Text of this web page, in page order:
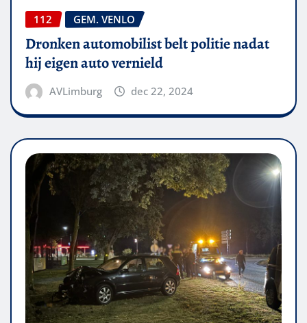
112 GEM. VENLO
Dronken automobilist belt politie nadat
hij eigen auto vernield
AVLimburg dec 22, 2024